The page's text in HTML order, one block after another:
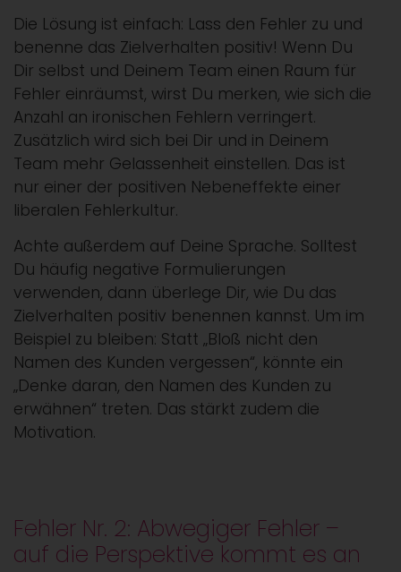
Die Lösung ist einfach: Lass den Fehler zu und
benenne das Zielverhalten positiv! Wenn Du
Dir selbst und Deinem Team einen Raum für
Fehler einräumst, wirst Du merken, wie sich die
Anzahl an ironischen Fehlern verringert.
Zusätzlich wird sich bei Dir und in Deinem
Team mehr Gelassenheit einstellen. Das ist
nur einer der positiven Nebeneffekte einer
liberalen Fehlerkultur.
Achte außerdem auf Deine Sprache. Solltest
Du häufig negative Formulierungen
verwenden, dann überlege Dir, wie Du das
Zielverhalten positiv benennen kannst. Um im
Beispiel zu bleiben: Statt „Bloß nicht den
Namen des Kunden vergessen“, könnte ein
„Denke daran, den Namen des Kunden zu
erwähnen“ treten. Das stärkt zudem die
Motivation.
Fehler Nr. 2: Abwegiger Fehler –
auf die Perspektive kommt es an